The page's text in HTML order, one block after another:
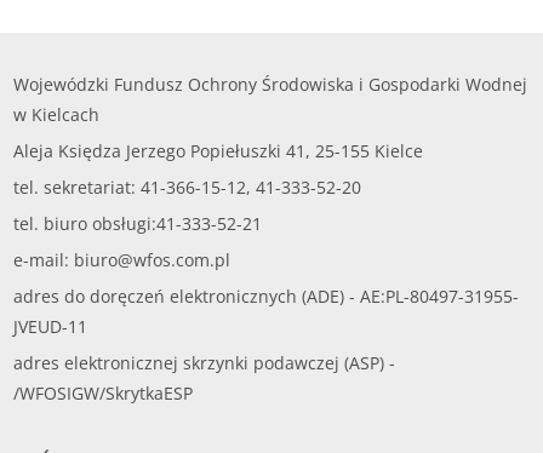
Wojewódzki Fundusz Ochrony Środowiska i Gospodarki Wodnej
w Kielcach
Aleja Księdza Jerzego Popiełuszki 41, 25-155 Kielce
tel. sekretariat: 41-366-15-12, 41-333-52-20
tel. biuro obsługi:41-333-52-21
e-mail: biuro@wfos.com.pl
adres do doręczeń elektronicznych (ADE) - AE:PL-80497-31955-
JVEUD-11
adres elektronicznej skrzynki podawczej (ASP) -
/WFOSIGW/SkrytkaESP